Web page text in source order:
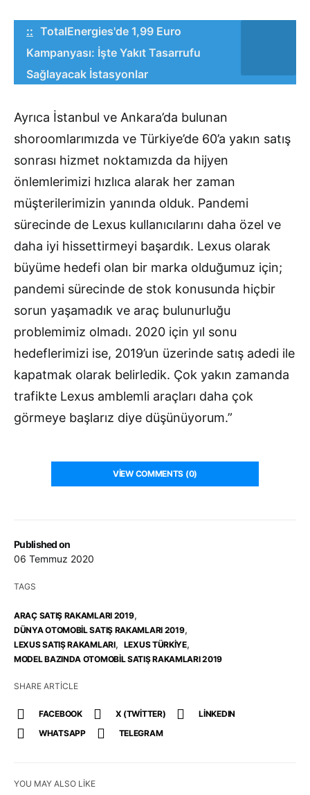
Published on
06 Temmuz 2020
TAGS
ARAÇ SATIŞ RAKAMLARI 2019,
DÜNYA OTOMOBIL SATIŞ RAKAMLARI 2019,
LEXUS SATIŞ RAKAMLARI, LEXUS TÜRKIYE,
MODEL BAZINDA OTOMOBIL SATIŞ RAKAMLARI 2019
SHARE ARTICLE
FACEBOOK X (TWITTER)
LINKEDIN
WHATSAPP
TELEGRAM
:: TotalEnergies'de 1,99 Euro
Kampanyası: İşte Yakıt Tasarrufu
Sağlayacak İstasyonlar
Ayrıca İstanbul ve Ankara’da bulunan
shoroomlarımızda ve Türkiye’de 60’a yakın satış
sonrası hizmet noktamızda da hijyen
önlemlerimizi hızlıca alarak her zaman
müşterilerimizin yanında olduk. Pandemi
sürecinde de Lexus kullanıcılarını daha özel ve
daha iyi hissettirmeyi başardık. Lexus olarak
büyüme hedefi olan bir marka olduğumuz için;
pandemi sürecinde de stok konusunda hiçbir
sorun yaşamadık ve araç bulunurluğu
problemimiz olmadı. 2020 için yıl sonu
hedeflerimizi ise, 2019’un üzerinde satış adedi ile
kapatmak olarak belirledik. Çok yakın zamanda
trafikte Lexus amblemli araçları daha çok
görmeye başlarız diye düşünüyorum.”
VIEW COMMENTS (0)
YOU MAY ALSO LIKE